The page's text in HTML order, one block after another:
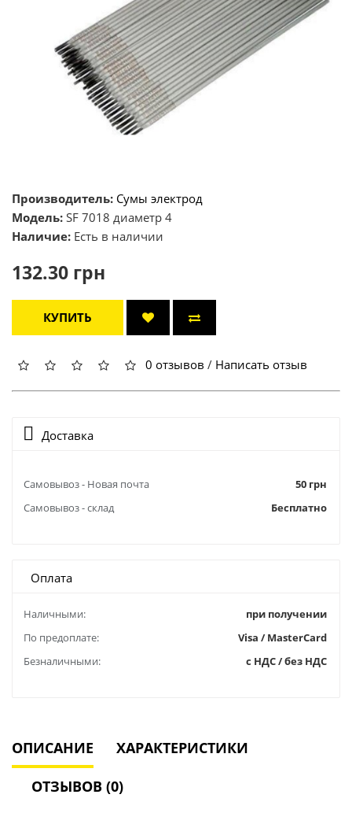
Производитель: Сумы электрод
Модель: SF 7018 диаметр 4
Наличие: Есть в наличии
132.30 грн
КУПИТЬ
0 отзывов / Написать отзыв
Доставка
Самовывоз - Новая почта
50 грн
Самовывоз - склад
Бесплатно
Оплата
Наличными:
при получении
По предоплате:
Visa / MasterCard
Безналичными:
с НДС / без НДС
ОПИСАНИЕ ХАРАКТЕРИСТИКИ
ОТЗЫВОВ (0)